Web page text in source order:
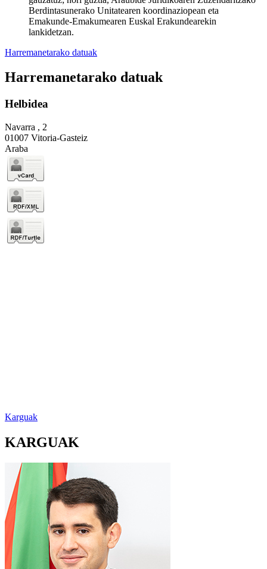
Berdintasunerako Unitatearen koordinaziopean eta
Emakunde-Emakumearen Euskal Erakundearekin
lankidetzan.
Harremanetarako datuak
Harremanetarako datuak
Helbidea
Navarra , 2
01007 Vitoria-Gasteiz
Araba
Karguak
KARGUAK